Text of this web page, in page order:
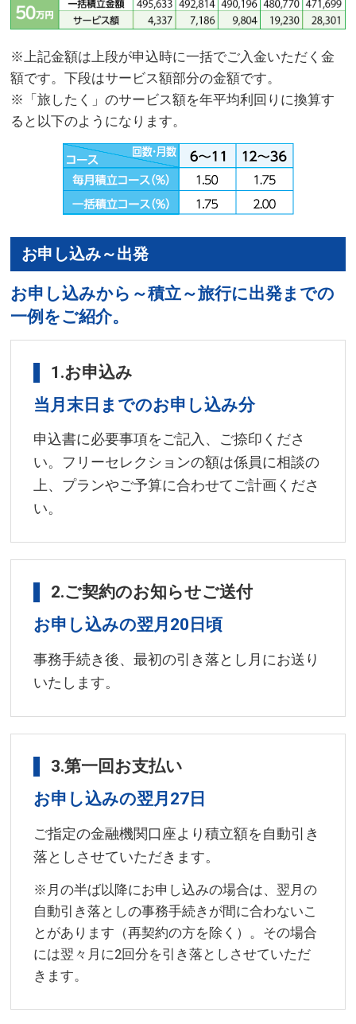
※上記金額は上段が申込時に一括でご入金いただく金
額です。下段はサービス額部分の金額です。
※「旅したく」のサービス額を年平均利回りに換算す
ると以下のようになります。
お申し込み～出発
お申し込みから～積立～旅行に出発までの
一例をご紹介。
1.お申込み
当月末日までのお申し込み分
申込書に必要事項をご記入、ご捺印くださ
い。フリーセレクションの額は係員に相談の
上、プランやご予算に合わせてご計画くださ
い。
2.ご契約のお知らせご送付
お申し込みの翌月20日頃
事務手続き後、最初の引き落とし月にお送り
いたします。
3.第一回お支払い
お申し込みの翌月27日
ご指定の金融機関口座より積立額を自動引き
落としさせていただきます。
※月の半ば以降にお申し込みの場合は、翌月の
自動引き落としの事務手続きが間に合わないこ
とがあります（再契約の方を除く）。その場合
には翌々月に2回分を引き落としさせていただ
きます。